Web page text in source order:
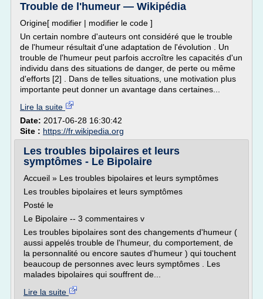
Trouble de l'humeur — Wikipédia
Origine[ modifier | modifier le code ]
Un certain nombre d'auteurs ont considéré que le trouble
de l'humeur résultait d'une adaptation de l'évolution . Un
trouble de l'humeur peut parfois accroître les capacités d'un
individu dans des situations de danger, de perte ou même
d'efforts [2] . Dans de telles situations, une motivation plus
importante peut donner un avantage dans certaines...
Lire la suite
Date: 2017-06-28 16:30:42
Site : https://fr.wikipedia.org
Les troubles bipolaires et leurs
symptômes - Le Bipolaire
Accueil » Les troubles bipolaires et leurs symptômes
Les troubles bipolaires et leurs symptômes
Posté le
Le Bipolaire -- 3 commentaires v
Les troubles bipolaires sont des changements d'humeur (
aussi appelés trouble de l'humeur, du comportement, de
la personnalité ou encore sautes d'humeur ) qui touchent
beaucoup de personnes avec leurs symptômes . Les
malades bipolaires qui souffrent de...
Lire la suite